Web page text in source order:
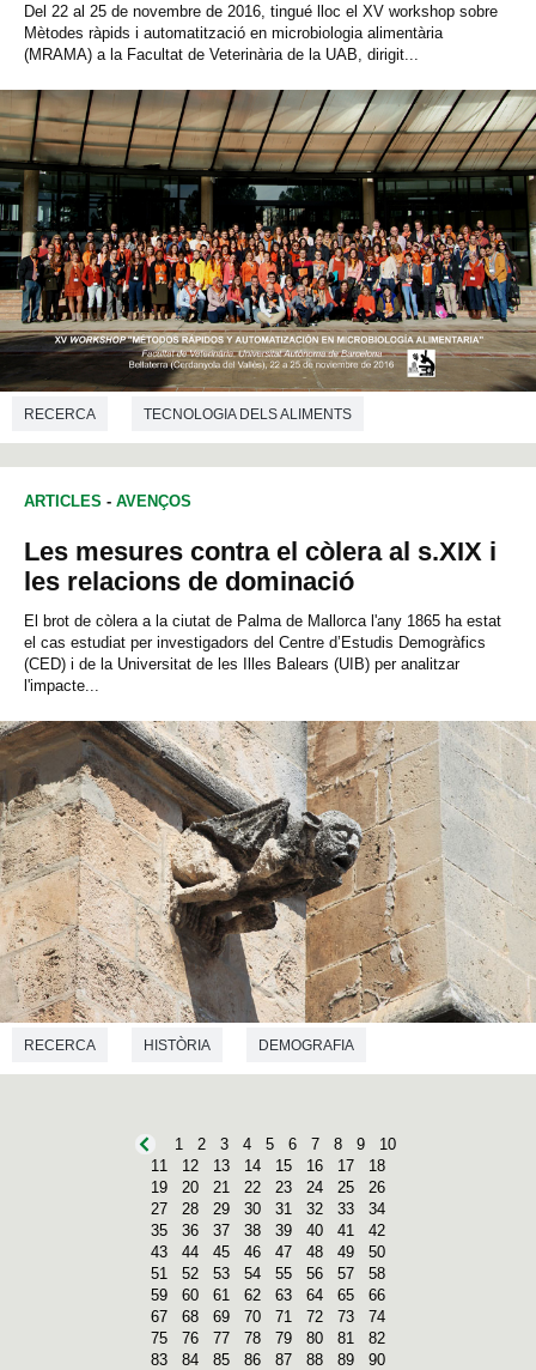
Del 22 al 25 de novembre de 2016, tingué lloc el XV workshop sobre
Mètodes ràpids i automatització en microbiologia alimentària
(MRAMA) a la Facultat de Veterinària de la UAB, dirigit...
RECERCA TECNOLOGIA DELS ALIMENTS
ARTICLES - AVENÇOS
Les mesures contra el còlera al s.XIX i
les relacions de dominació
El brot de còlera a la ciutat de Palma de Mallorca l'any 1865 ha estat
el cas estudiat per investigadors del Centre d’Estudis Demogràfics
(CED) i de la Universitat de les Illes Balears (UIB) per analitzar
l'impacte...
RECERCA HISTÒRIA DEMOGRAFIA
1 2 3 4 5 6 7 8 9
10
11
12 13 14 15 16 17
18
19
20 21 22 23 24 25
26
27
28 29 30 31 32 33
34
35
36 37 38 39 40 41
42
43
44 45 46 47 48 49
50
51
52 53 54 55 56 57
58
59
60 61 62 63 64 65
66
67
68 69 70 71 72 73
74
75
76 77 78 79 80 81
82
83
84 85 86 87 88 89
90